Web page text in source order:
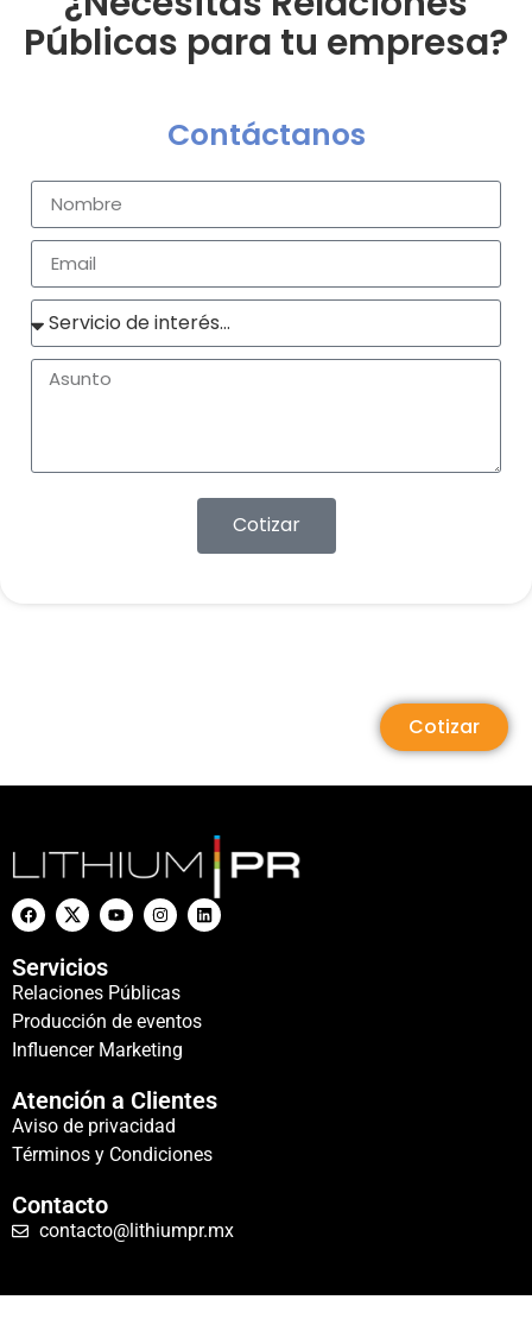
Públicas para tu empresa?
Contáctanos
Cotizar
Cotizar
Servicios
Relaciones Públicas
Producción de eventos
Influencer Marketing
Atención a Clientes
Aviso de privacidad
Términos y Condiciones
Contacto
contacto@lithiumpr.mx